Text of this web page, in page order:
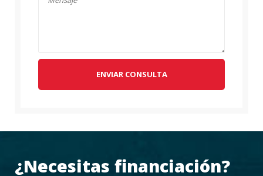
ENVIAR CONSULTA
¿Necesitas financiación?